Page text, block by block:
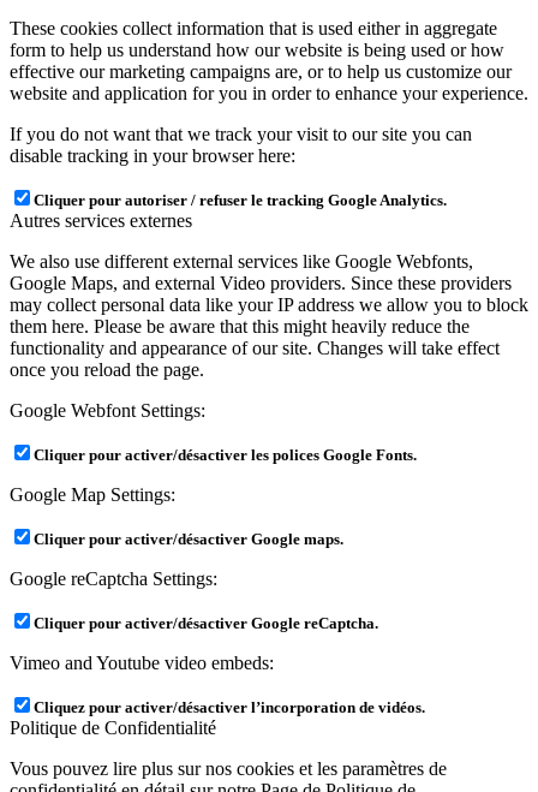
These cookies collect information that is used either in aggregate
form to help us understand how our website is being used or how
effective our marketing campaigns are, or to help us customize our
website and application for you in order to enhance your experience.
If you do not want that we track your visit to our site you can
disable tracking in your browser here:
Cliquer pour autoriser / refuser le tracking Google Analytics.
Autres services externes
We also use different external services like Google Webfonts,
Google Maps, and external Video providers. Since these providers
may collect personal data like your IP address we allow you to block
them here. Please be aware that this might heavily reduce the
functionality and appearance of our site. Changes will take effect
once you reload the page.
Google Webfont Settings:
Cliquer pour activer/désactiver les polices Google Fonts.
Google Map Settings:
Cliquer pour activer/désactiver Google maps.
Google reCaptcha Settings:
Cliquer pour activer/désactiver Google reCaptcha.
Vimeo and Youtube video embeds:
Cliquez pour activer/désactiver l’incorporation de vidéos.
Politique de Confidentialité
Vous pouvez lire plus sur nos cookies et les paramètres de